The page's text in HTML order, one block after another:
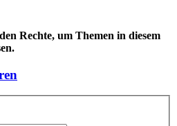
Rechte, um Themen in diesem